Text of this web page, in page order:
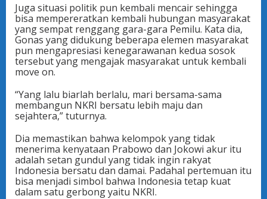
Juga situasi politik pun kembali mencair sehingga
bisa mempereratkan kembali hubungan masyarakat
yang sempat renggang gara-gara Pemilu. Kata dia,
Gonas yang didukung beberapa elemen masyarakat
pun mengapresiasi kenegarawanan kedua sosok
tersebut yang mengajak masyarakat untuk kembali
move on.
“Yang lalu biarlah berlalu, mari bersama-sama
membangun NKRI bersatu lebih maju dan
sejahtera,” tuturnya.
Dia memastikan bahwa kelompok yang tidak
menerima kenyataan Prabowo dan Jokowi akur itu
adalah setan gundul yang tidak ingin rakyat
Indonesia bersatu dan damai. Padahal pertemuan itu
bisa menjadi simbol bahwa Indonesia tetap kuat
dalam satu gerbong yaitu NKRI.